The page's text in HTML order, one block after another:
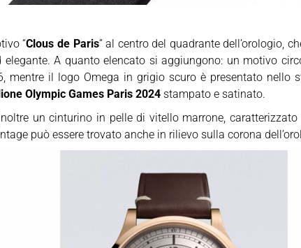
“Clous de Paris” al centro del quadrante dell’orologio,
A quanto elencato si aggiungono: un motivo
il logo Omega in grigio scuro è presentato nello
Olympic Games Paris 2024 stampato e satinato.
un cinturino in pelle di vitello marrone, caratterizzato
può essere trovato anche in rilievo sulla corona